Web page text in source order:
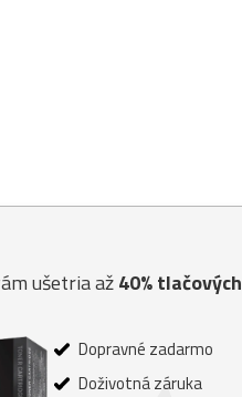
ušetria až40% tlačových
Dopravné zadarmo
Doživotná záruka